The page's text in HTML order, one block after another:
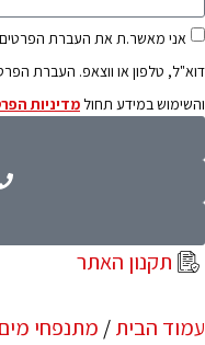
אני מאשר.ת את העברת הפרטים
דוא"ל, טלפון או ווצאפ. העברת
והשימוש במידע תחול מדיניות
תקנון האתר
עמוד הבית/ מתנפחי מים